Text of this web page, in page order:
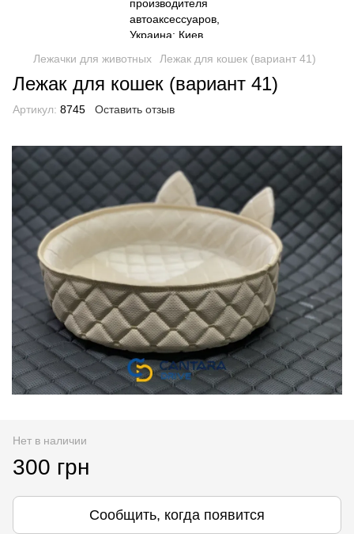
Лежачки для животных Лежак для кошек (вариант 41)
Лежак для кошек (вариант 41)
Артикул: 8745 Оставить отзыв
Нет в наличии
300 грн
Сообщить, когда появится